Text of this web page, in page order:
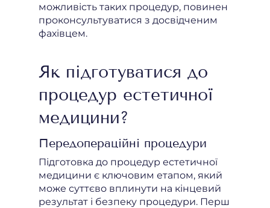
можливість таких процедур, повинен
проконсультуватися з досвідченим
фахівцем.
Як підготуватися до
процедур естетичної
медицини?
Передопераційні процедури
Підготовка до процедур естетичної
медицини є ключовим етапом, який
може суттєво вплинути на кінцевий
результат і безпеку процедури. Перш